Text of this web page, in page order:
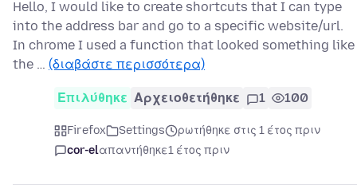
Hello, I would like to create shortcuts that I can type
into the address bar and go to a specific website/url.
In chrome I used a function that looked something like
the … (διαβάστε περισσότερα)
Επιλύθηκε Αρχειοθετήθηκε 1 100
Firefox Settings
ρωτήθηκε στις 1 έτος πριν
cor-elαπαντήθηκε1 έτος πριν